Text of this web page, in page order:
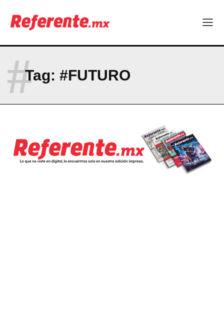
Company
CONTACT
PRIVACY POLICY
Tag: #FUTURO
#